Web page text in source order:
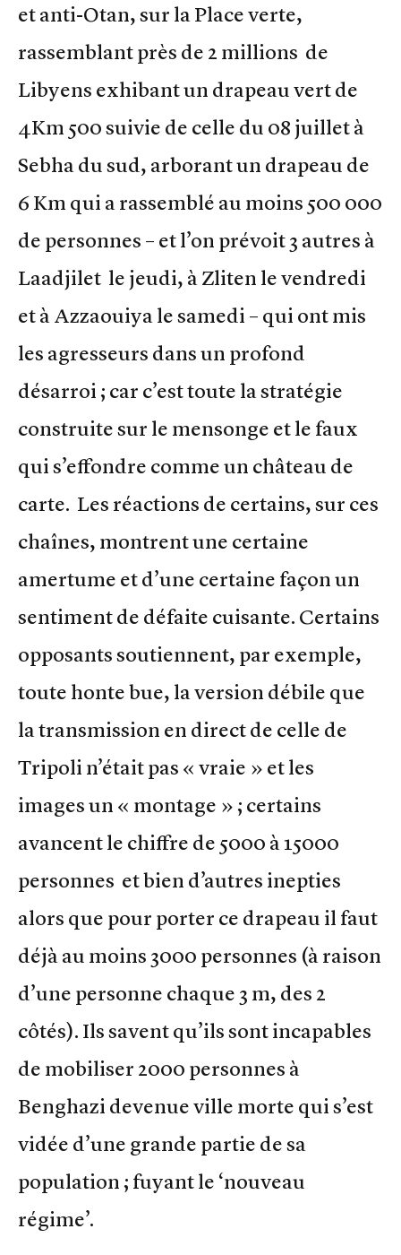
et anti-Otan, sur la Place verte,
rassemblant près de 2 millions de
Libyens exhibant un drapeau vert de
4Km 500 suivie de celle du 08 juillet à
Sebha du sud, arborant un drapeau de
6 Km qui a rassemblé au moins 500 000
de personnes – et l’on prévoit 3 autres à
Laadjilet le jeudi, à Zliten le vendredi
et à Azzaouiya le samedi – qui ont mis
les agresseurs dans un profond
désarroi ; car c’est toute la stratégie
construite sur le mensonge et le faux
qui s’effondre comme un château de
carte. Les réactions de certains, sur ces
chaînes, montrent une certaine
amertume et d’une certaine façon un
sentiment de défaite cuisante. Certains
opposants soutiennent, par exemple,
toute honte bue, la version débile que
la transmission en direct de celle de
Tripoli n’était pas « vraie » et les
images un « montage » ; certains
avancent le chiffre de 5000 à 15000
personnes et bien d’autres inepties
alors que pour porter ce drapeau il faut
déjà au moins 3000 personnes (à raison
d’une personne chaque 3 m, des 2
côtés). Ils savent qu’ils sont incapables
de mobiliser 2000 personnes à
Benghazi devenue ville morte qui s’est
vidée d’une grande partie de sa
population ; fuyant le ‘nouveau
régime’.